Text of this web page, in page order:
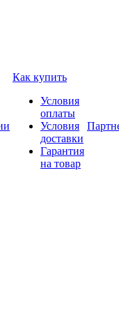
Как купить
Условия
оплаты
Условия
доставки
Гарантия
на товар